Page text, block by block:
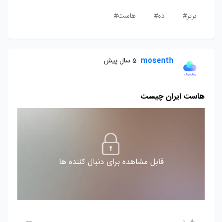
برتر# ده# هاست#
mosenth 5 سال پیش
هاست ایران چیست
قابل مشاهده برای دنبال کننده ها